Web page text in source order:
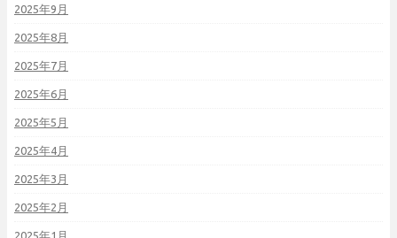
2025年9月
2025年8月
2025年7月
2025年6月
2025年5月
2025年4月
2025年3月
2025年2月
2025年1月